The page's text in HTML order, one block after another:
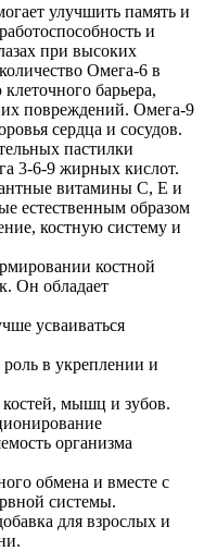
улучшить память и
и
при высоких
Омега-6 в
барьера,
повреждений. Омега-9
сердца и сосудов.
пастилки
3-6-9 жирных кислот.
витамины C, E и
естественным образом
костную систему и
костной
Он обладает
усваиваться
в укреплении и
костей, мышц и зубов.
организма
обмена и вместе с
системы.
для взрослых и